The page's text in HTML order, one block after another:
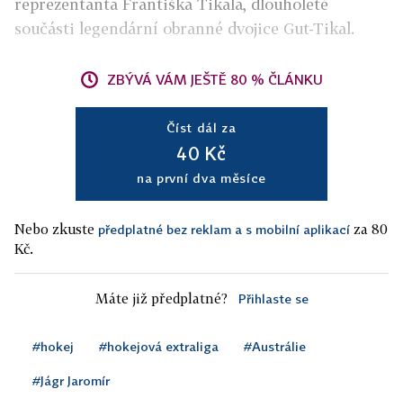
reprezentanta Františka Tikala, dlouholeté
součásti legendární obranné dvojice Gut-Tikal.
ZBÝVÁ VÁM JEŠTĚ 80 % ČLÁNKU
Číst dál za
40 Kč
na první dva měsíce
Nebo zkuste předplatné bez reklam a s mobilní aplikací za 80
Kč.
Máte již předplatné? Přihlaste se
#hokej #hokejová extraliga #Austrálie
#Jágr Jaromír